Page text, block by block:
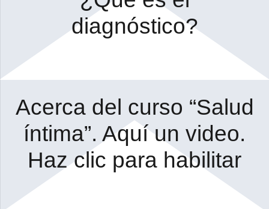
diagnóstico?
Acerca del curso “Salud
íntima”. Aquí un video.
Haz clic para habilitar